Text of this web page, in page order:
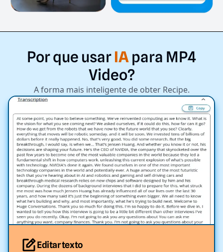
Porque usarIApara MP4
Video?
A forma mais inteligente de obter Recipe.
Editar texto